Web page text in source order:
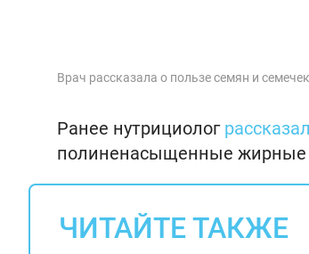
Врач рассказала о пользе семян и
Ранее нутрициолог рассказал
полиненасыщенные жирные
ЧИТАЙТЕ ТАКЖЕ